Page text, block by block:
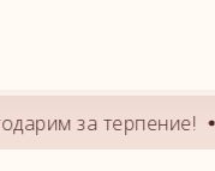
за терпение!